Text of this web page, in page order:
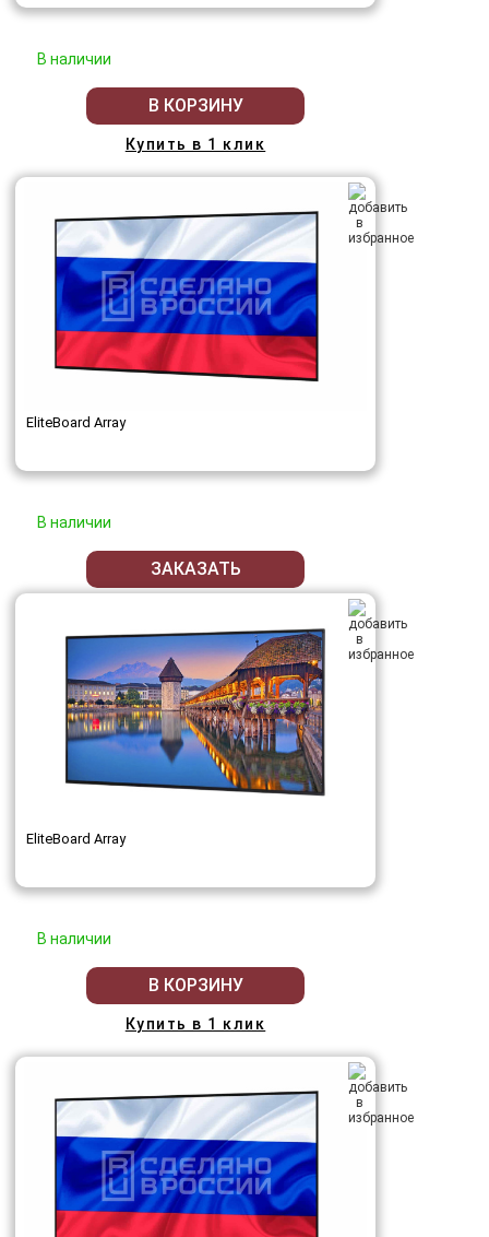
В наличии
В КОРЗИНУ
Купить в 1 клик
EliteBoard Array
В наличии
ЗАКАЗАТЬ
EliteBoard Array
В наличии
В КОРЗИНУ
Купить в 1 клик